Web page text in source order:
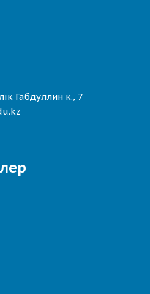
Габдуллин к., 7